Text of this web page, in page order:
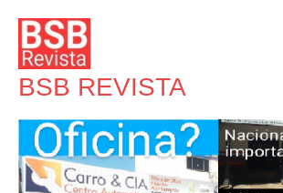
para
conteúdo
BSB REVISTA